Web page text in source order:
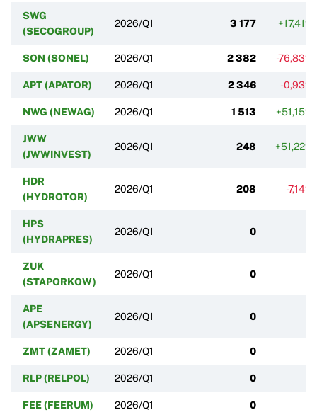
SWG
(SECOGROUP)
2026/Q1 3 177 +17,41%
SON (SONEL) 2026/Q1 2 382 -76,83%
APT (APATOR) 2026/Q1 2 346 -0,93%
NWG (NEWAG) 2026/Q1 1 513 +51,15%
JWW
(JWWINVEST)
2026/Q1 248 +51,22%
HDR
(HYDROTOR)
2026/Q1 208 -7,14%
HPS
(HYDRAPRES)
2026/Q1 0
ZUK
(STAPORKOW)
2026/Q1 0
APE
(APSENERGY)
2026/Q1 0
ZMT (ZAMET) 2026/Q1 0
RLP (RELPOL) 2026/Q1 0
FEE (FEERUM) 2026/Q1 0